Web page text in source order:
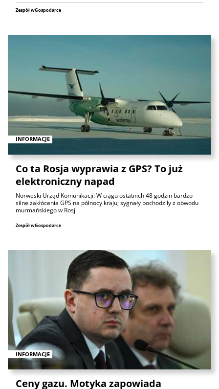
Zespół wGospodarce
INFORMACJE
Co ta Rosja wyprawia z GPS? To już
elektroniczny napad
Norweski Urząd Komunikacji: W ciągu ostatnich 48 godzin bardzo
silne zakłócenia GPS na północy kraju; sygnały pochodziły z obwodu
murmańskiego w Rosji
Zespół wGospodarce
INFORMACJE
Ceny gazu. Motyka zapowiada